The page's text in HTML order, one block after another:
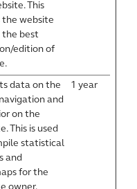
This
the website
best
edition of
data on the
navigation and
on the
This is used
statistical
and
for the
1 year